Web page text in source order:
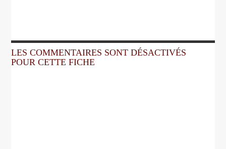
LES COMMENTAIRES SONT DÉSACTIVÉS
POUR CETTE FICHE